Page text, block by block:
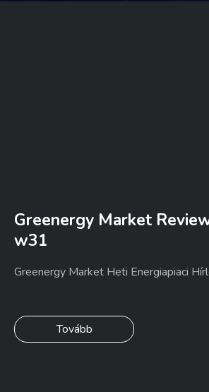
Greenergy Market
w31
Greenergy Market Heti Energiapiaci
Tovább